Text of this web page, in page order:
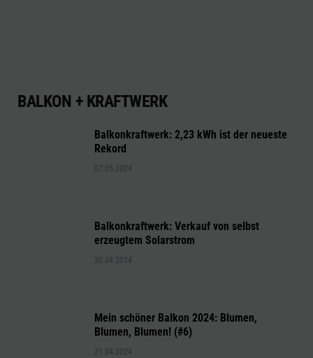
BALKON + KRAFTWERK
Balkonkraftwerk: 2,23 kWh ist der neueste
Rekord
07.05.2024
Balkonkraftwerk: Verkauf von selbst
erzeugtem Solarstrom
30.04.2024
Mein schöner Balkon 2024: Blumen,
Blumen, Blumen! (#6)
21.04.2024